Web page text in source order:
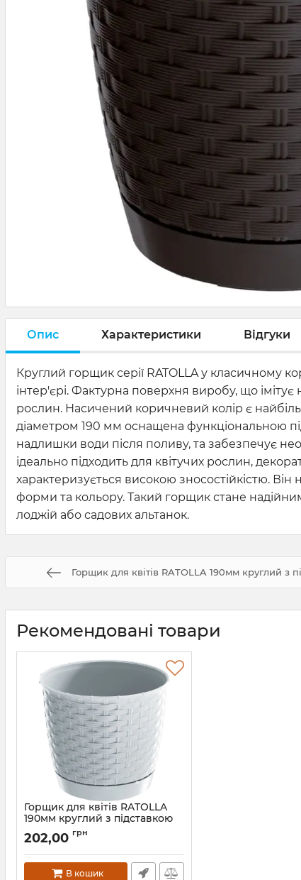
Опис Характеристики Відгуки
Круглий горщик серії RATOLLA у класичному
інтер'єрі. Фактурна поверхня виробу, що
рослин. Насичений коричневий колір є
діаметром 190 мм оснащена функціональною
надлишки води після поливу, та забезпечує
ідеально підходить для квітучих рослин,
характеризується високою зносостійкістю.
форми та кольору. Такий горщик стане
лоджій або садових альтанок.
Горщик для квітів RATOLLA 190мм круглий з
Рекомендовані товари
Горщик для квітів RATOLLA
190мм круглий з підставкою
Білий 70764-449
Артикул: 70764-449
202,00 грн
В кошик